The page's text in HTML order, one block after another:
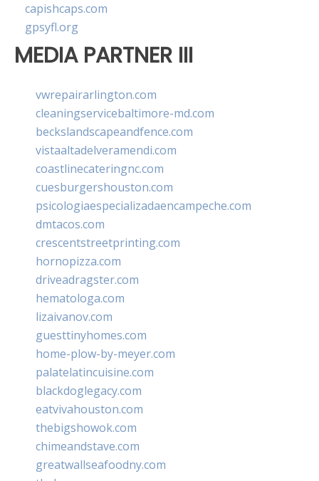
capishcaps.com
gpsyfl.org
MEDIA PARTNER III
vwrepairarlington.com
cleaningservicebaltimore-md.com
beckslandscapeandfence.com
vistaaltadelveramendi.com
coastlinecateringnc.com
cuesburgershouston.com
psicologiaespecializadaencampeche.com
dmtacos.com
crescentstreetprinting.com
hornopizza.com
driveadragster.com
hematologa.com
lizaivanov.com
guesttinyhomes.com
home-plow-by-meyer.com
palatelatincuisine.com
blackdoglegacy.com
eatvivahouston.com
thebigshowok.com
chimeandstave.com
greatwallseafoodny.com